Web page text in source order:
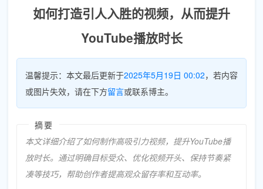
如何打造引人入胜的视频，从而提升
YouTube播放时长
温馨提示：本文最后更新于2025年5月19日 00:02，若内容
或图片失效，请在下方留言或联系博主。
摘要
本文详细介绍了如何制作高吸引力视频，提升YouTube播
放时长。通过明确目标受众、优化视频开头、保持节奏紧
凑等技巧，帮助创作者提高观众留存率和互动率。